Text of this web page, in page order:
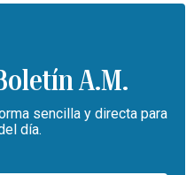
A.M.
sencilla y directa para
día.